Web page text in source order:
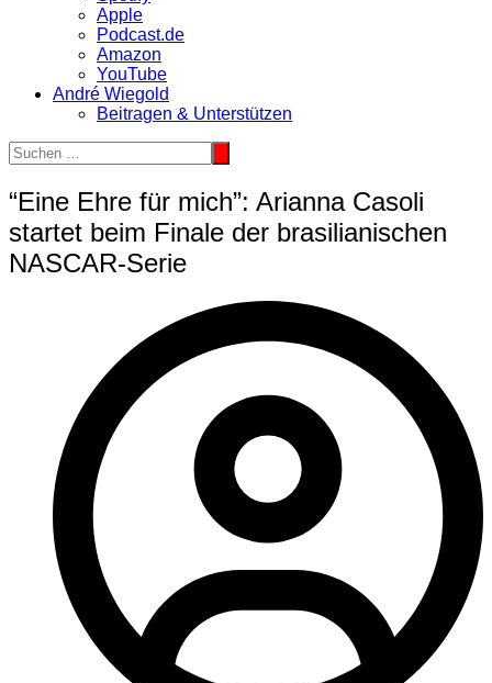
Apple
Podcast.de
Amazon
YouTube
André Wiegold
Beitragen & Unterstützen
“Eine Ehre für mich”: Arianna Casoli
startet beim Finale der brasilianischen
NASCAR-Serie